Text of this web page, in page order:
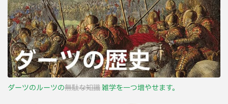
ダーツのルーツの無駄な知識雑学を一つ増やせます。